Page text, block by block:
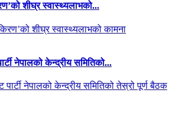
शीघ्र स्वास्थ्यलाभको...
नेपालको केन्द्रीय समितिको...